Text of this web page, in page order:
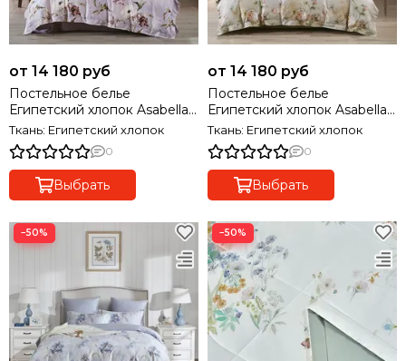
от 14 180 руб
Постельное белье
Египетский хлопок Asabella
2367 Premium
Ткань: Египетский хлопок
0
Выбрать
от 14 180 руб
Постельное белье
Египетский хлопок Asabella
2365 Premium
Ткань: Египетский хлопок
0
Выбрать
−50% −50%